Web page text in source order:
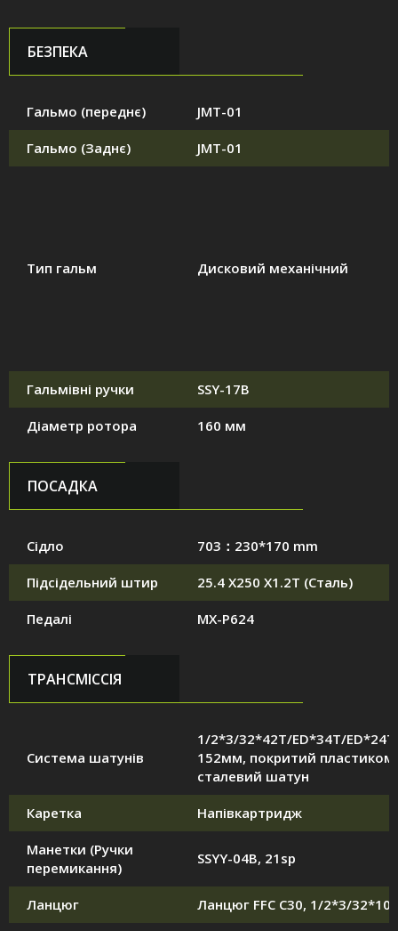
БЕЗПЕКА
Гальмо (переднє) JMT-01
Гальмо (Заднє) JMT-01
Тип гальм Дисковий механічний
Гальмівні ручки SSY-17B
Діаметр ротора 160 мм
ПОСАДКА
Сідло 703：230*170 mm
Підсідельний штир 25.4 X250 X1.2T (Сталь)
Педалі MX-P624
ТРАНСМІССІЯ
Система шатунів
1/2*3/32*42T/ED*34T/
152мм, покритий пластиком
сталевий шатун
Каретка Напівкартридж
Манетки (Ручки
перемикання)
SSYY-04B, 21sp
Ланцюг Ланцюг FFC C30, 1/2*3/32*104